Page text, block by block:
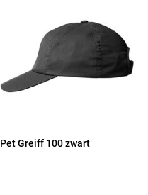
Pet Greiff 100 zwart